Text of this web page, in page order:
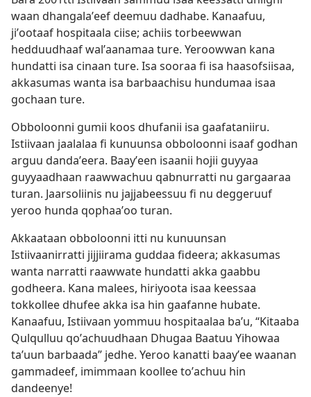
waan dhangalaʼeef deemuu dadhabe. Kanaafuu,
jiʼootaaf hospitaala ciise; achiis torbeewwan
hedduudhaaf walʼaanamaa ture. Yeroowwan kana
hundatti isa cinaan ture. Isa sooraa fi isa haasofsiisaa,
akkasumas wanta isa barbaachisu hundumaa isaa
gochaan ture.
Obboloonni gumii koos dhufanii isa gaafataniiru.
Istiivaan jaalalaa fi kunuunsa obboloonni isaaf godhan
arguu dandaʼeera. Baayʼeen isaanii hojii guyyaa
guyyaadhaan raawwachuu qabnurratti nu gargaaraa
turan. Jaarsoliinis nu jajjabeessuu fi nu deggeruuf
yeroo hunda qophaaʼoo turan.
Akkaataan obboloonni itti nu kunuunsan
Istiivaanirratti jijjiirama guddaa fideera; akkasumas
wanta narratti raawwate hundatti akka gaabbu
godheera. Kana malees, hiriyoota isaa keessaa
tokkollee dhufee akka isa hin gaafanne hubate.
Kanaafuu, Istiivaan yommuu hospitaalaa baʼu, “Kitaaba
Qulqulluu qoʼachuudhaan Dhugaa Baatuu Yihowaa
taʼuun barbaada” jedhe. Yeroo kanatti baayʼee waanan
gammadeef, imimmaan koollee toʼachuu hin
dandeenye!